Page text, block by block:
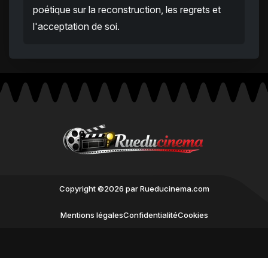
poétique sur la reconstruction, les regrets et
l'acceptation de soi.
Copyright ©2026 par Rueducinema.com
Mentions légalesConfidentialitéCookies